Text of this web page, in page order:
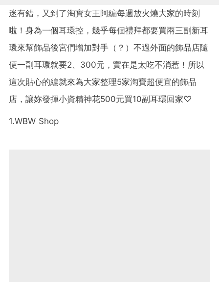
迷有錯，又到了淘寶女王阿編每週放火燒大家的時刻
啦！身為一個耳環控，幾乎每個禮拜都要買兩三副新耳
環來幫飾品後宮們增加對手（？）不過外面的飾品店隨
便一副耳環就要2、300元，實在是太吃不消惹！所以
這次貼心的編就來為大家整理5家淘寶超便宜的飾品
店，讓妳發揮小資精神花500元買10副耳環回家♡
1.WBW Shop